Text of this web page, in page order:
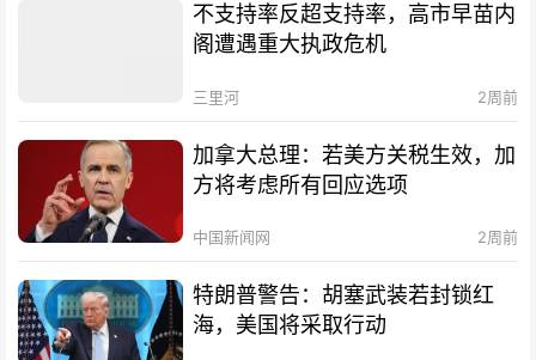
不支持率反超支持率，高市早苗内
阁遭遇重大执政危机
三里河 2周前
加拿大总理：若美方关税生效，加
方将考虑所有回应选项
中国新闻网 2周前
特朗普警告：胡塞武装若封锁红
海，美国将采取行动